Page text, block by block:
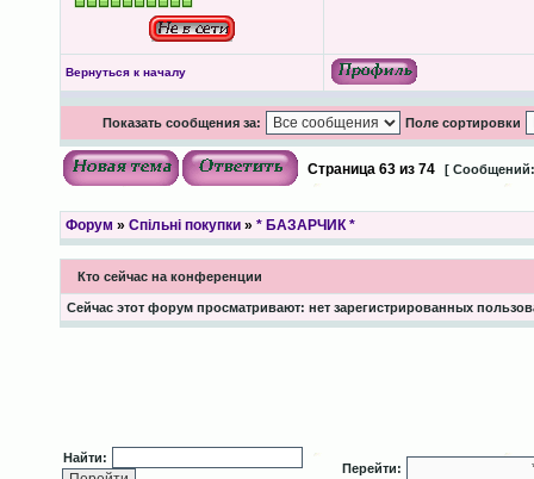
Вернуться к началу
Показать сообщения за: Поле сортировки
Страница 63из 74 [
Форум » Спільні покупки» * БАЗАРЧИК *
Кто сейчас на конференции
Сейчас этот форум просматривают: нет зарегистрированных
Найти:
Перейти: